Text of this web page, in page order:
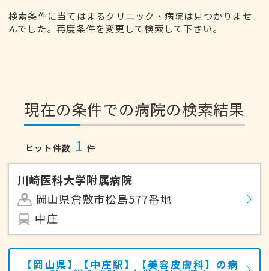
検索条件に当てはまるクリニック・病院は見つかりませ
んでした。再度条件を変更して検索して下さい。
現在の条件での病院の検索結果
ヒット件数 1 件
川崎医科大学附属病院
岡山県倉敷市松島577番地
中庄
【岡山県】【中庄駅】【美容皮膚科】の病